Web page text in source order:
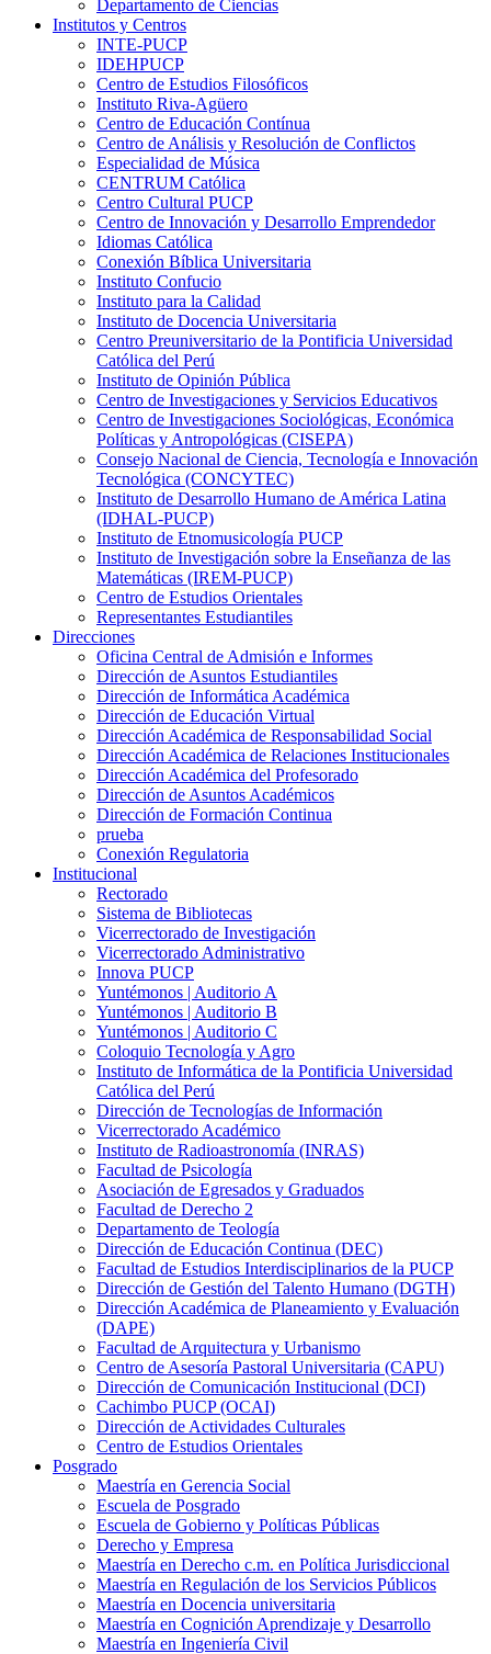
Departamento de Ciencias
Institutos y Centros
INTE-PUCP
IDEHPUCP
Centro de Estudios Filosóficos
Instituto Riva-Agüero
Centro de Educación Contínua
Centro de Análisis y Resolución de Conflictos
Especialidad de Música
CENTRUM Católica
Centro Cultural PUCP
Centro de Innovación y Desarrollo Emprendedor
Idiomas Católica
Conexión Bíblica Universitaria
Instituto Confucio
Instituto para la Calidad
Instituto de Docencia Universitaria
Centro Preuniversitario de la Pontificia Universidad
Católica del Perú
Instituto de Opinión Pública
Centro de Investigaciones y Servicios Educativos
Centro de Investigaciones Sociológicas, Económica
Políticas y Antropológicas (CISEPA)
Consejo Nacional de Ciencia, Tecnología e Innovación
Tecnológica (CONCYTEC)
Instituto de Desarrollo Humano de América Latina
(IDHAL-PUCP)
Instituto de Etnomusicología PUCP
Instituto de Investigación sobre la Enseñanza de las
Matemáticas (IREM-PUCP)
Centro de Estudios Orientales
Representantes Estudiantiles
Direcciones
Oficina Central de Admisión e Informes
Dirección de Asuntos Estudiantiles
Dirección de Informática Académica
Dirección de Educación Virtual
Dirección Académica de Responsabilidad Social
Dirección Académica de Relaciones Institucionales
Dirección Académica del Profesorado
Dirección de Asuntos Académicos
Dirección de Formación Continua
prueba
Conexión Regulatoria
Institucional
Rectorado
Sistema de Bibliotecas
Vicerrectorado de Investigación
Vicerrectorado Administrativo
Innova PUCP
Yuntémonos | Auditorio A
Yuntémonos | Auditorio B
Yuntémonos | Auditorio C
Coloquio Tecnología y Agro
Instituto de Informática de la Pontificia Universidad
Católica del Perú
Dirección de Tecnologías de Información
Vicerrectorado Académico
Instituto de Radioastronomía (INRAS)
Facultad de Psicología
Asociación de Egresados y Graduados
Facultad de Derecho 2
Departamento de Teología
Dirección de Educación Continua (DEC)
Facultad de Estudios Interdisciplinarios de la PUCP
Dirección de Gestión del Talento Humano (DGTH)
Dirección Académica de Planeamiento y Evaluación
(DAPE)
Facultad de Arquitectura y Urbanismo
Centro de Asesoría Pastoral Universitaria (CAPU)
Dirección de Comunicación Institucional (DCI)
Cachimbo PUCP (OCAI)
Dirección de Actividades Culturales
Centro de Estudios Orientales
Posgrado
Maestría en Gerencia Social
Escuela de Posgrado
Escuela de Gobierno y Políticas Públicas
Derecho y Empresa
Maestría en Derecho c.m. en Política Jurisdiccional
Maestría en Regulación de los Servicios Públicos
Maestría en Docencia universitaria
Maestría en Cognición Aprendizaje y Desarrollo
Maestría en Ingeniería Civil